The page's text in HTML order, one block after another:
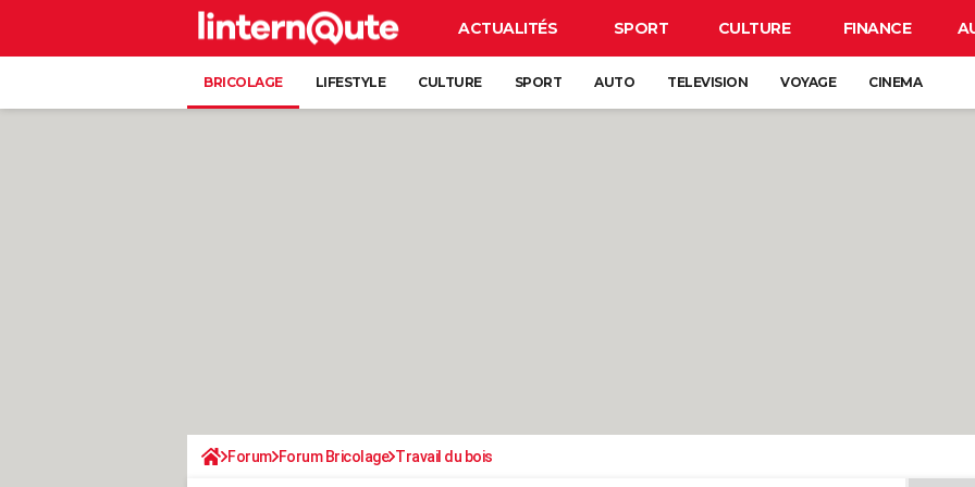
ACTUALITÉS SPORT CULTURE FINANCE
BRICOLAGE LIFESTYLE CULTURE SPORT AUTO TELEVISION VOYAGE CINEMA
Forum Forum Bricolage Travail du bois